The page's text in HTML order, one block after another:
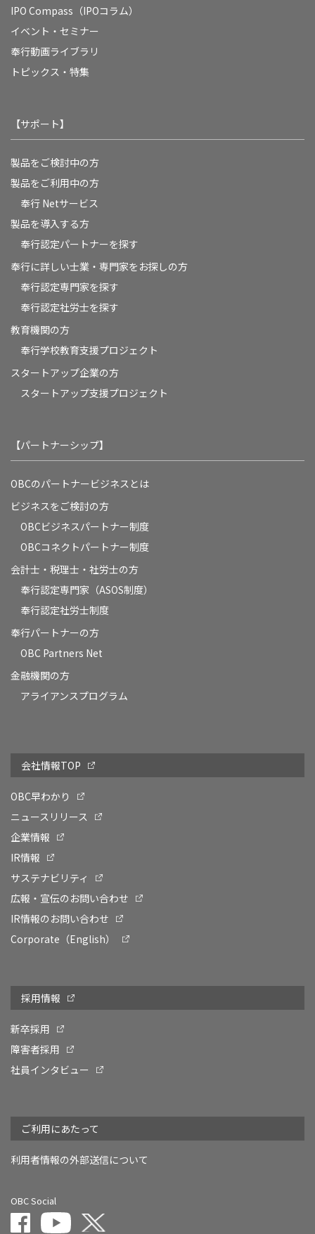
IPO Compass（IPOコラム）
イベント・セミナー
奉行動画ライブラリ
トピックス・特集
【サポート】
製品をご検討中の方
製品をご利用中の方
奉行 Netサービス
製品を導入する方
奉行認定パートナーを探す
奉行に詳しい士業・専門家をお探しの方
奉行認定専門家を探す
奉行認定社労士を探す
教育機関の方
奉⾏学校教育⽀援プロジェクト
スタートアップ企業の方
スタートアップ支援プロジェクト
【パートナーシップ】
OBCのパートナービジネスとは
ビジネスをご検討の方
OBCビジネスパートナー制度
OBCコネクトパートナー制度
会計士・税理士・社労士の方
奉行認定専門家（ASOS制度）
奉行認定社労士制度
奉行パートナーの方
OBC Partners Net
金融機関の方
アライアンスプログラム
会社情報TOP
OBC早わかり
ニュースリリース
企業情報
IR情報
サステナビリティ
広報・宣伝のお問い合わせ
IR情報のお問い合わせ
Corporate（English）
採用情報
新卒採用
障害者採用
社員インタビュー
ご利用にあたって
利用者情報の外部送信について
OBC Social